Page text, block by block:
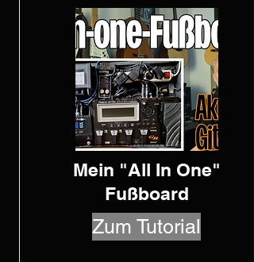
Mein "All In One"
Fußboard
Zum Tutorial